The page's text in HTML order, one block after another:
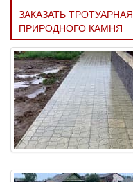
ЗАКАЗАТЬ
ПРИРОДНОГО КАМНЯ